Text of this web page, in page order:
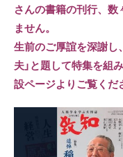
さんの書籍の刊行、
ません。
生前のご厚誼を深謝し
夫」と題して特集を組
設ページよりご覧くだ